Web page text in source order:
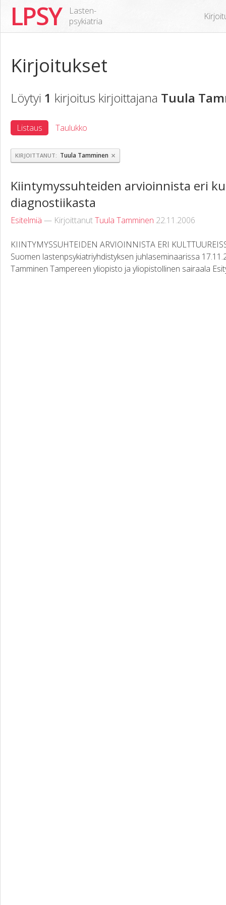
LPSY
Lasten-
psykiatria
Kirjoitukset
Löytyi 1 kirjoitus kirjoittajana Tuula
Listaus Taulukko
KIRJOITTANUT Tuula Tamminen ×
Kiintymyssuhteiden arvioinnista eri
diagnostiikasta
Esitelmiä — KirjoittanutTuula Tamminen 22.11.2006
KIINTYMYSSUHTEIDEN ARVIOINNISTA ERI
Suomen lastenpsykiatriyhdistyksen juhlaseminaarissa
Tamminen Tampereen yliopisto ja yliopistollinen sairaala